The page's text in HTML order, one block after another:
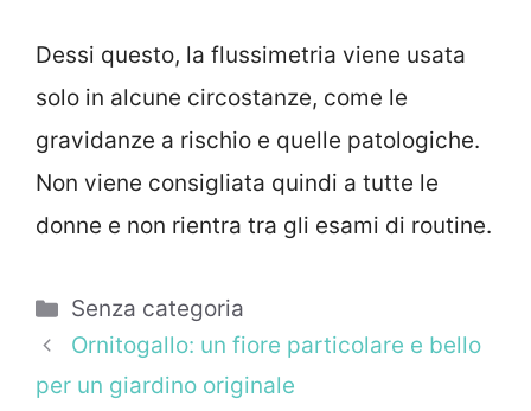
Dessi questo, la flussimetria viene usata
solo in alcune circostanze, come le
gravidanze a rischio e quelle patologiche.
Non viene consigliata quindi a tutte le
donne e non rientra tra gli esami di routine.
Categorie
Senza categoria
Ornitogallo: un fiore particolare e bello
per un giardino originale